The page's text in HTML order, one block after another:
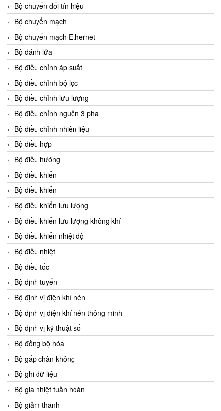
Bộ chuyển đổi tín hiệu
Bộ chuyển mạch
Bộ chuyển mạch Ethernet
Bộ đánh lửa
Bộ điều chỉnh áp suất
Bộ điều chỉnh bộ lọc
Bộ điều chỉnh lưu lượng
Bộ điều chỉnh nguồn 3 pha
Bộ điều chỉnh nhiên liệu
Bộ điều hợp
Bộ điều hướng
Bộ điều khiển
Bộ điều khiển
Bộ điều khiển lưu lượng
Bộ điều khiển lưu lượng không khí
Bộ điều khiển nhiệt độ
Bộ điều nhiệt
Bộ điều tốc
Bộ định tuyến
Bộ định vị điện khí nén
Bộ định vị điện khí nén thông minh
Bộ định vị kỹ thuật số
Bộ đồng bộ hóa
Bộ gấp chân không
Bộ ghi dữ liệu
Bộ gia nhiệt tuần hoàn
Bộ giảm thanh